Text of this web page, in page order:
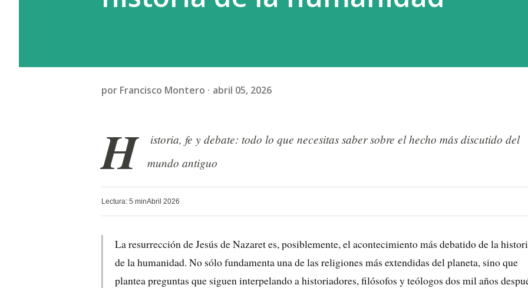
por Francisco Montero abril 05, 2026
H
istoria, fe y debate: todo lo que necesitas saber sobre el hecho más discutido del
mundo antiguo
Lectura: 5 minAbril 2026
La resurrección de Jesús de Nazaret es, posiblemente, el acontecimiento más debatido de la
de la humanidad. No sólo fundamenta una de las religiones más extendidas del planeta, sino que
plantea preguntas que siguen interpelando a historiadores, filósofos y teólogos dos mil años